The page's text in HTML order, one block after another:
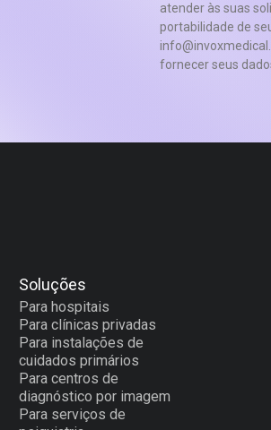
atender às suas
portabilidade de
fornecer seus
Soluções
Para hospitais
Para clínicas privadas
Para instalações de
cuidados primários
Para centros de
diagnóstico por imagem
Para serviços de